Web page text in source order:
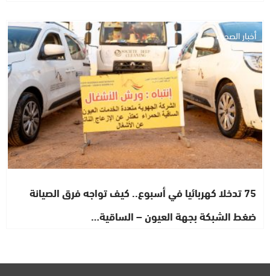
أخبار الصحراء
75 تدخلا كهربائيا في أسبوع.. كيف تواجه فرق الصيانة
ضغط الشبكة بجهة العيون – الساقية…